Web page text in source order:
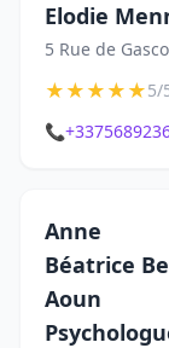
Elodie
5 Rue de
★★★★★5/
📞
Anne
Béatrice
Aoun